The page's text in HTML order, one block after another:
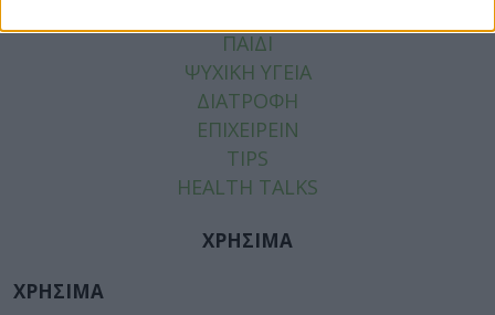
ΠΑΙΔΙ
ΨΥΧΙΚΗ ΥΓΕΙΑ
ΔΙΑΤΡΟΦΗ
ΕΠΙΧΕΙΡΕΙΝ
TIPS
HEALTH TALKS
ΧΡΗΣΙΜΑ
ΧΡΗΣΙΜΑ